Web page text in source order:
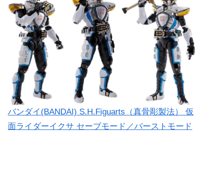
バンダイ(BANDAI) S.H.Figuarts（真骨彫製法） 仮
面ライダーイクサ セーブモード／バーストモード